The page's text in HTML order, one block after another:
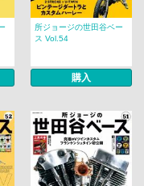
所ジョージの世田谷ベー
ス Vol.54
購入